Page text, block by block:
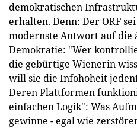
demokratischen
erhalten. Denn: Der ORF
modernste Antwort auf die
Demokratie: "Wer
die gebürtige Wienerin
will sie die Infohoheit
Deren Plattformen
einfachen Logik": Was
gewinne - egal wie